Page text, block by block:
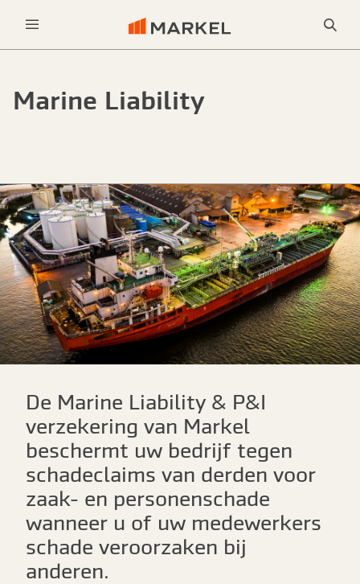
Marine Liability
De Marine Liability & P&I
verzekering van Markel
beschermt uw bedrijf tegen
schadeclaims van derden voor
zaak- en personenschade
wanneer u of uw medewerkers
schade veroorzaken bij
anderen.